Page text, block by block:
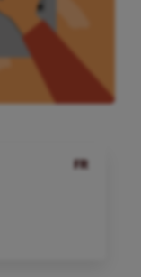
FR